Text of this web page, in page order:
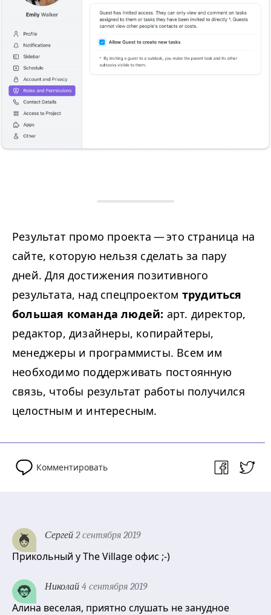
Результат промо проекта — это страница на
сайте, которую нельзя сделать за пару
дней. Для достижения позитивного
результата, над спецпроектом трудиться
большая команда людей: арт. директор,
редактор, дизайнеры, копирайтеры,
менеджеры и программисты. Всем им
необходимо поддерживать постоянную
связь, чтобы результат работы получился
целостным и интересным.
Комментировать
Сергей 2 сентября 2019
Прикольный у The Village офис ;-)
Николай 4 сентября 2019
Алина веселая, приятно слушать не занудное